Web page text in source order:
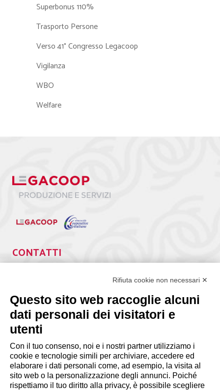
Superbonus 110%
Trasporto Persone
Verso 41° Congresso Legacoop
Vigilanza
WBO
Welfare
CONTATTI
segreteria@lps.coop
INFORMAZIONI
Rifiuta cookie non necessari ✕
Questo sito web raccoglie alcuni
dati personali dei visitatori e
utenti
Con il tuo consenso, noi e i nostri partner utilizziamo i
cookie e tecnologie simili per archiviare, accedere ed
elaborare i dati personali come, ad esempio, la visita al
sito web o la personalizzazione degli annunci. Poiché
rispettiamo il tuo diritto alla privacy, è possibile scegliere